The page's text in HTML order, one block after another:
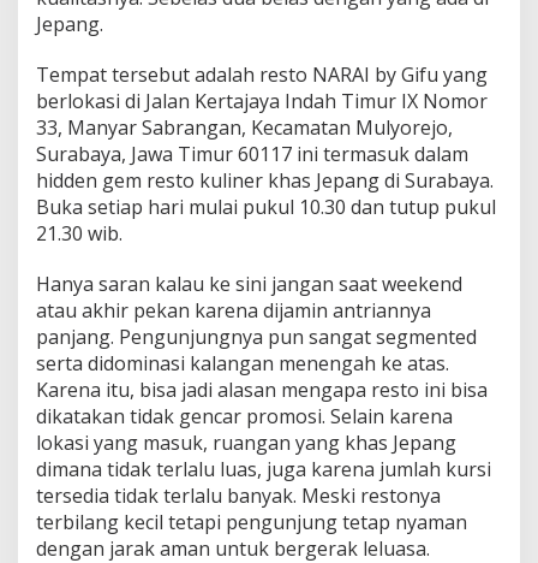
i
l
i
n
y
a
Jepang.
Tempat tersebut adalah resto NARAI by Gifu yang
berlokasi di Jalan Kertajaya Indah Timur IX Nomor
33, Manyar Sabrangan, Kecamatan Mulyorejo,
Surabaya, Jawa Timur 60117 ini termasuk dalam
hidden gem resto kuliner khas Jepang di Surabaya.
Buka setiap hari mulai pukul 10.30 dan tutup pukul
21.30 wib.
Hanya saran kalau ke sini jangan saat weekend
atau akhir pekan karena dijamin antriannya
panjang. Pengunjungnya pun sangat segmented
serta didominasi kalangan menengah ke atas.
Karena itu, bisa jadi alasan mengapa resto ini bisa
dikatakan tidak gencar promosi. Selain karena
lokasi yang masuk, ruangan yang khas Jepang
dimana tidak terlalu luas, juga karena jumlah kursi
tersedia tidak terlalu banyak. Meski restonya
terbilang kecil tetapi pengunjung tetap nyaman
dengan jarak aman untuk bergerak leluasa.